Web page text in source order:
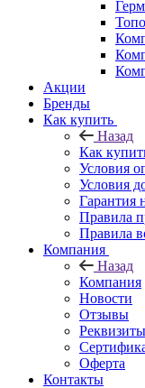
Акции
Бренды
Как купить
Назад
Как
Условия
Условия
Гарантия
Правила
Правила
Компания
Назад
Компания
Новости
Отзывы
Реквизиты
Оферта
Контакты